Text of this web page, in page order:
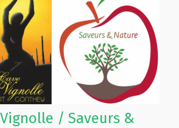
Vignolle / Saveurs &